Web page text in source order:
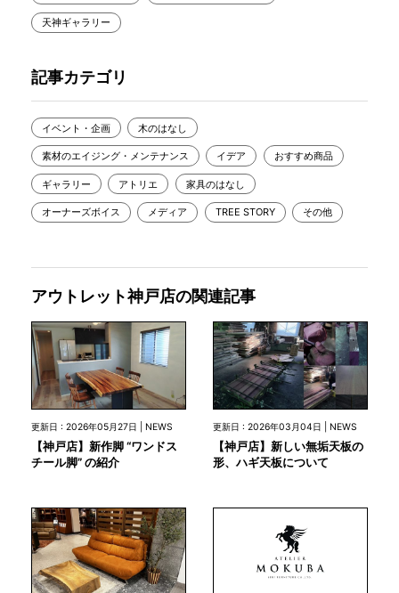
天神ギャラリー
記事カテゴリ
イベント・企画 木のはなし
素材のエイジング・メンテナンス イデア おすすめ商品
ギャラリー アトリエ 家具のはなし
オーナーズボイス メディア TREE STORY その他
アウトレット神戸店の関連記事
更新日 : 2026年05月27日 | NEWS
【神戸店】新作脚 “ワンドス
チール脚” の紹介
更新日 : 2026年03月04日 | NEWS
【神戸店】新しい無垢天板の
形、ハギ天板について